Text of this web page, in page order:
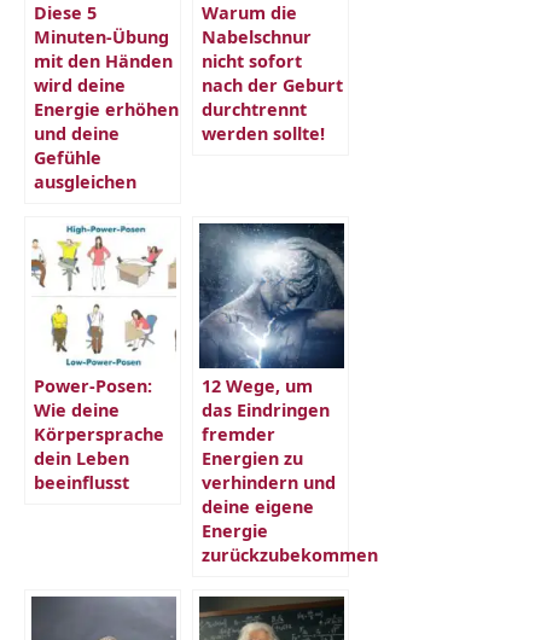
Diese 5
Minuten-Übung
mit den Händen
wird deine
Energie erhöhen
und deine
Gefühle
ausgleichen
Warum die
Nabelschnur
nicht sofort
nach der Geburt
durchtrennt
werden sollte!
Power-Posen:
Wie deine
Körpersprache
dein Leben
beeinflusst
12 Wege, um
das Eindringen
fremder
Energien zu
verhindern und
deine eigene
Energie
zurückzubekommen